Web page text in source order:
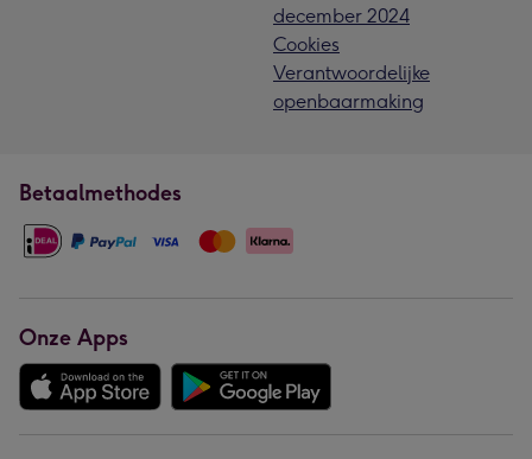
december 2024
Cookies
Verantwoordelijke
openbaarmaking
Betaalmethodes
Onze Apps